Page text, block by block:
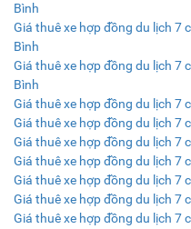
Bình
Giá thuê xe hợp đồng du lịch 7
Bình
Giá thuê xe hợp đồng du lịch 7
Bình
Giá thuê xe hợp đồng du lịch 7
Giá thuê xe hợp đồng du lịch 7
Giá thuê xe hợp đồng du lịch 7
Giá thuê xe hợp đồng du lịch 7
Giá thuê xe hợp đồng du lịch 7
Giá thuê xe hợp đồng du lịch 7
Giá thuê xe hợp đồng du lịch 7